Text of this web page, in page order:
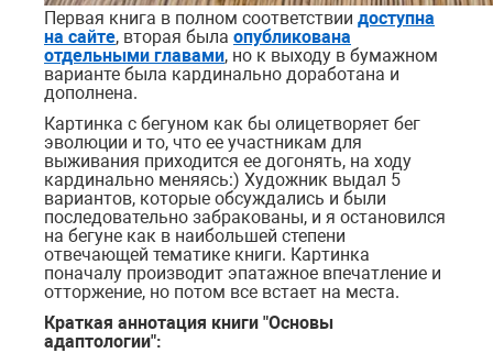
Первая книга в полном соответствии доступна
на сайте, вторая была опубликована
отдельными главами, но к выходу в бумажном
варианте была кардинально доработана и
дополнена.
Картинка с бегуном как бы олицетворяет бег
эволюции и то, что ее участникам для
выживания приходится ее догонять, на ходу
кардинально меняясь:) Художник выдал 5
вариантов, которые обсуждались и были
последовательно забракованы, и я остановился
на бегуне как в наибольшей степени
отвечающей тематике книги. Картинка
поначалу производит эпатажное впечатление и
отторжение, но потом все встает на места.
Краткая аннотация книги "Основы
адаптологии":